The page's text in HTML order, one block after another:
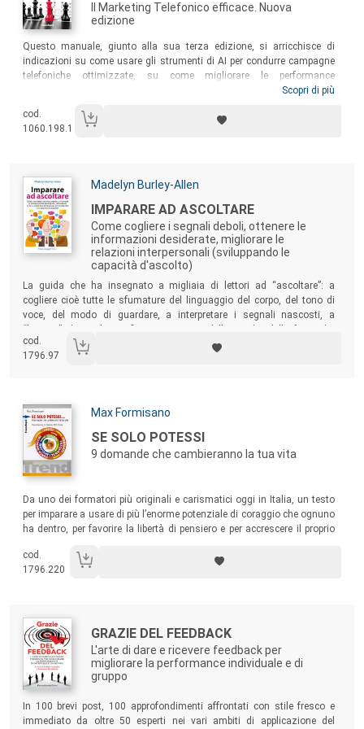
Il Marketing Telefonico efficace. Nuova
edizione
Sommario:
Questo manuale, giunto alla sua terza edizione, si arricchisce di
indicazioni su come usare gli strumenti di AI per condurre campagne
telefoniche ottimizzate, su come migliorare le performance
comunicative aumentando la consapevolezza linguistica, su come
esempi ed esercizi, il testo offre un percorso unico e pragmatico per
raggiungere piena consapevolezza dei punti di forza di ciascun
Scopri di più
cod.
1060.198.1
Autori:
Madelyn Burley-Allen
Titolo:
IMPARARE AD ASCOLTARE
Come cogliere i segnali deboli, ottenere le
informazioni desiderate, migliorare le
relazioni interpersonali (sviluppando le
capacità d'ascolto)
Sommario:
La guida che ha insegnato a migliaia di lettori ad “ascoltare”: a
cogliere cioè tutte le sfumature del linguaggio del corpo, del tono di
voce, del modo di guardare, a interpretare i segnali nascosti, a
udiamo.
cod.
1796.97
Autori:
Max Formisano
Titolo:
SE SOLO POTESSI
9 domande che cambieranno la tua vita
Da uno dei formatori più originali e carismatici oggi in Italia, un testo
per imparare a usare di più l’enorme potenziale di coraggio che ognuno
ha dentro, per favorire la libertà di pensiero e per accrescere il proprio
cod.
1796.220
Autori:
Titolo:
GRAZIE DEL FEEDBACK
L'arte di dare e ricevere feedback per
migliorare la performance individuale e di
gruppo
Sommario:
In 100 brevi post, 100 approfondimenti affrontati con stile fresco e
immediato da oltre 50 esperti nei vari ambiti di applicazione del